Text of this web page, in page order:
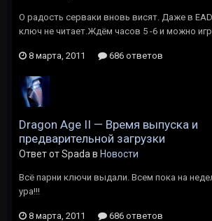
О радость серваки вновь висят. Даже в
ключ не читает.Ждём часов 5 -6 и можно
8 марта, 2011 686 ответов
Dragon Age II — Время выпуска и
предварительной загрузки
Ответ от Spada в Новости
Всё парни ключи выдали. Всем пока на
ура!!!
8 марта, 2011 686 ответов